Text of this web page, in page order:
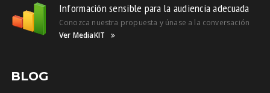
Información sensible para la audiencia adecuada
Conozca nuestra propuesta y únase a la conversación
Ver MediaKIT
BLOG